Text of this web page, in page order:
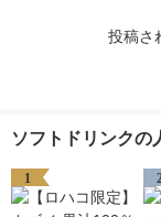
投稿さ
ソフトドリンクの
1